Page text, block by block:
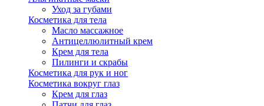
Уход за губами
Косметика для тела
Масло массажное
Антицеллюлитный крем
Крем для тела
Пилинги и скрабы
Косметика для рук и ног
Косметика вокруг глаз
Крем для глаз